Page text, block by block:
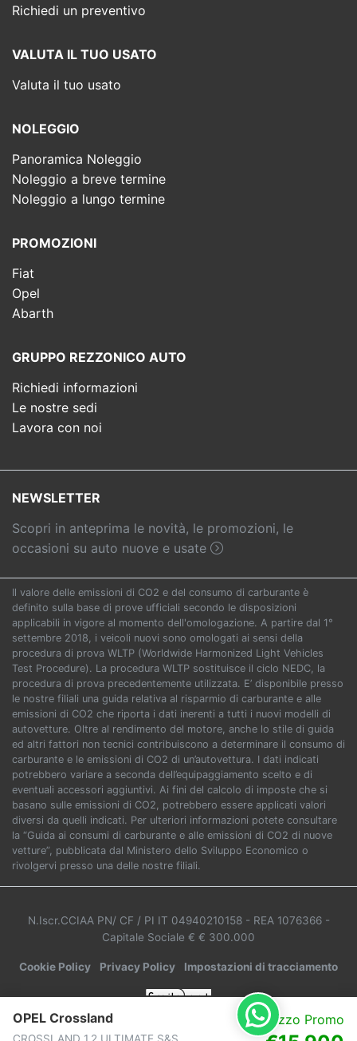
OPEL Crossland Prezzo Promo
Richiedi un preventivo
VALUTA IL TUO USATO
Valuta il tuo usato
NOLEGGIO
Panoramica Noleggio
Noleggio a breve termine
Noleggio a lungo termine
PROMOZIONI
Fiat
Opel
Abarth
GRUPPO REZZONICO AUTO
Richiedi informazioni
Le nostre sedi
Lavora con noi
NEWSLETTER
Scopri in anteprima le novità, le promozioni, le
occasioni su auto nuove e usate
Il valore delle emissioni di CO2 e del consumo di carburante è
definito sulla base di prove ufficiali secondo le disposizioni
applicabili in vigore al momento dell'omologazione. A partire dal 1°
settembre 2018, i veicoli nuovi sono omologati ai sensi della
procedura di prova WLTP (Worldwide Harmonized Light Vehicles
Test Procedure). La procedura WLTP sostituisce il ciclo NEDC, la
procedura di prova precedentemente utilizzata. E’ disponibile presso
le nostre filiali una guida relativa al risparmio di carburante e alle
emissioni di CO2 che riporta i dati inerenti a tutti i nuovi modelli di
autovetture. Oltre al rendimento del motore, anche lo stile di guida
ed altri fattori non tecnici contribuiscono a determinare il consumo di
carburante e le emissioni di CO2 di un’autovettura. I dati indicati
potrebbero variare a seconda dell’equipaggiamento scelto e di
eventuali accessori aggiuntivi. Ai fini del calcolo di imposte che si
basano sulle emissioni di CO2, potrebbero essere applicati valori
diversi da quelli indicati. Per ulteriori informazioni potete consultare
la “Guida ai consumi di carburante e alle emissioni di CO2 di nuove
vetture”, pubblicata dal Ministero dello Sviluppo Economico o
rivolgervi presso una delle nostre filiali.
N.Iscr.CCIAA PN/ CF / PI IT 04940210158 - REA 1076366 -
Capitale Sociale € € 300.000
Cookie Policy Privacy Policy Impostazioni di tracciamento